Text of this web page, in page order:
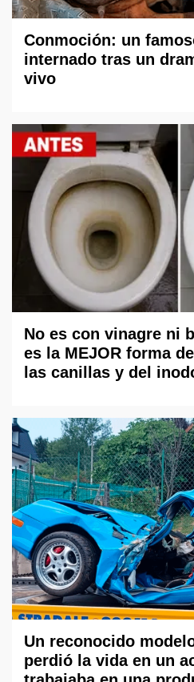
Conmoción: un
internado tras un
vivo
No es con vinagre ni
es la MEJOR forma
las canillas y del
Un reconocido
perdió la vida en un